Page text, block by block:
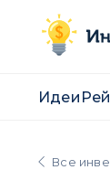
Идеи
Все